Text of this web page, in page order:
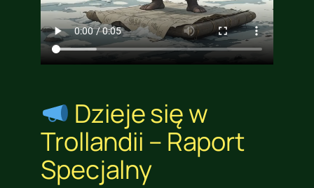
Dzieje się w
Trollandii – Raport
Specjalny